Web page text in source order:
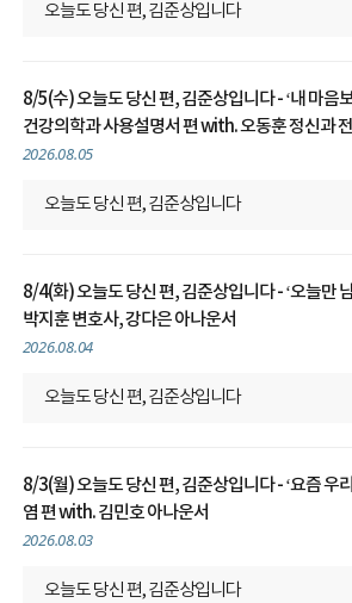
오늘도 당신 편, 김준상입니다
8/5(수) 오늘도 당신 편, 김준상입니다 - ‘내 마음
건강의학과 사용설명서 편 with. 오동훈 정신과
2026.08.05
오늘도 당신 편, 김준상입니다
8/4(화) 오늘도 당신 편, 김준상입니다 - ‘오늘만
박지훈 변호사, 강다은 아나운서
2026.08.04
오늘도 당신 편, 김준상입니다
8/3(월) 오늘도 당신 편, 김준상입니다 - ‘요즘 우
염 편 with. 김민호 아나운서
2026.08.03
오늘도 당신 편, 김준상입니다